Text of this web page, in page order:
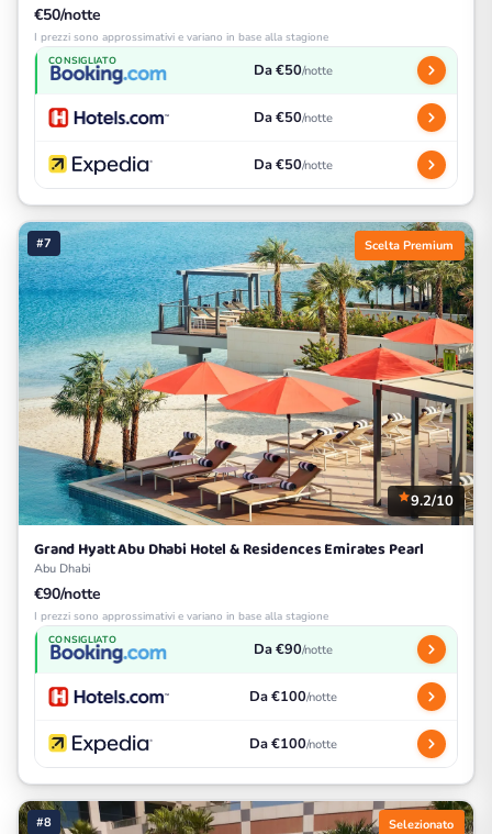
€50/notte
I prezzi sono approssimativi e variano in base alla stagione
CONSIGLIATO Da €50/notte
Da €50/notte
Da €50/notte
#7 Scelta Premium
9.2/10
Grand Hyatt Abu Dhabi Hotel & Residences Emirates Pearl
Abu Dhabi
€90/notte
I prezzi sono approssimativi e variano in base alla stagione
CONSIGLIATO Da €90/notte
Da €100/notte
Da €100/notte
#8 Selezionato